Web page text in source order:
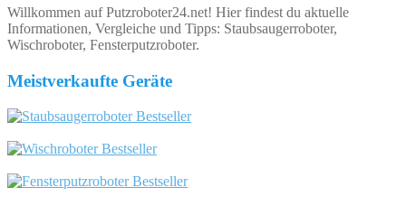
Willkommen auf Putzroboter24.net! Hier findest du aktuelle
Informationen, Vergleiche und Tipps: Staubsaugerroboter,
Wischroboter, Fensterputzroboter.
Meistverkaufte Geräte